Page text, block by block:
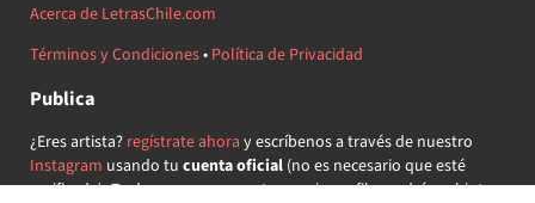
Acerca de LetrasChile.com
Términos y Condiciones• Política de Privacidad
Publica
¿Eres artista? regístrate ahora y escríbenos a través de nuestro
Instagram usando tu cuenta oficial(no es necesario que esté
verificada) ¡Te daremos acceso a tu propio perfil y podrás subir tus